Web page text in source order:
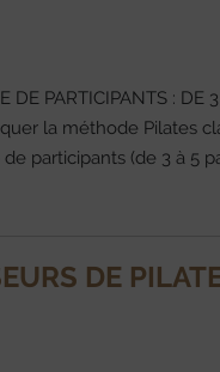
PARTICIPANTS : DE
la méthode Pilates
participants (de 3 à
DE